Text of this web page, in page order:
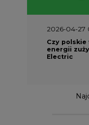
2026-04-27
Czy
energii
Electric